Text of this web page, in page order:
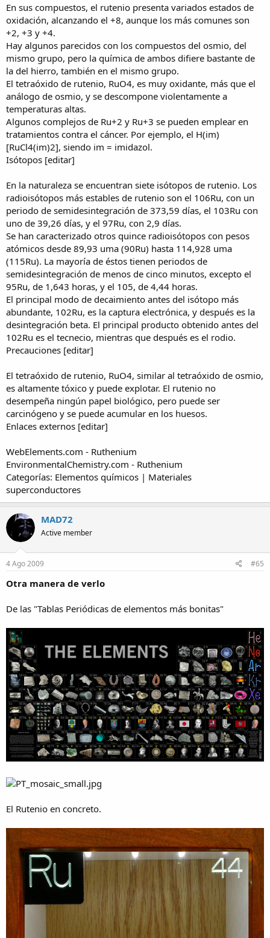
En sus compuestos, el rutenio presenta variados estados de
oxidación, alcanzando el +8, aunque los más comunes son
+2, +3 y +4.
Hay algunos parecidos con los compuestos del osmio, del
mismo grupo, pero la química de ambos difiere bastante de
la del hierro, también en el mismo grupo.
El tetraóxido de rutenio, RuO4, es muy oxidante, más que el
análogo de osmio, y se descompone violentamente a
temperaturas altas.
Algunos complejos de Ru+2 y Ru+3 se pueden emplear en
tratamientos contra el cáncer. Por ejemplo, el H(im)
[RuCl4(im)2], siendo im = imidazol.
Isótopos [editar]
En la naturaleza se encuentran siete isótopos de rutenio. Los
radioisótopos más estables de rutenio son el 106Ru, con un
periodo de semidesintegración de 373,59 días, el 103Ru con
uno de 39,26 días, y el 97Ru, con 2,9 días.
Se han caracterizado otros quince radioisótopos con pesos
atómicos desde 89,93 uma (90Ru) hasta 114,928 uma
(115Ru). La mayoría de éstos tienen periodos de
semidesintegración de menos de cinco minutos, excepto el
95Ru, de 1,643 horas, y el 105, de 4,44 horas.
El principal modo de decaimiento antes del isótopo más
abundante, 102Ru, es la captura electrónica, y después es la
desintegración beta. El principal producto obtenido antes del
102Ru es el tecnecio, mientras que después es el rodio.
Precauciones [editar]
El tetraóxido de rutenio, RuO4, similar al tetraóxido de osmio,
es altamente tóxico y puede explotar. El rutenio no
desempeña ningún papel biológico, pero puede ser
carcinógeno y se puede acumular en los huesos.
Enlaces externos [editar]
WebElements.com - Ruthenium
EnvironmentalChemistry.com - Ruthenium
Categorías: Elementos químicos | Materiales
superconductores
MAD72
Active member
4 Ago 2009 #65
Otra manera de verlo
De las "Tablas Periódicas de elementos más bonitas"
El Rutenio en concreto.